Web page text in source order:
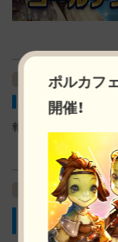
お知らせ イベント
年末年始キャンペ
報酬獲得の表現に誤
お知らせ イベント
ラーウィック係
【2025/11/10(月
ポルカフ
開催！